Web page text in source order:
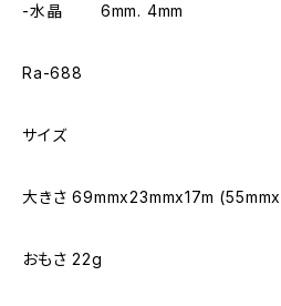
-水晶 6mm. 4mm
Ra-688
サイズ
大きさ 69mmx23mmx17m
おもさ 22g